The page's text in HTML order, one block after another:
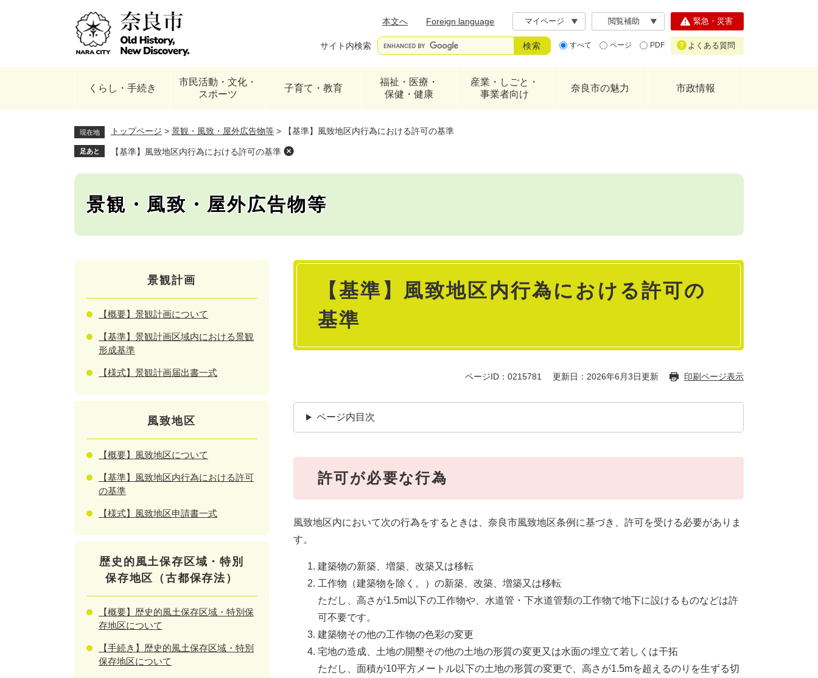
本文へ
Foreign language マイページ 閲覧補助
サイト内検索 すべて ページ PDF
緊急・災害
よくある質問
くらし・手続き
市民活動・文化・
スポーツ
子育て・教育
福祉・医療・
保健・健康
産業・しごと・
事業者向け
奈良市の魅力 市政情報
現在地 トップページ > 景観・風致・屋外広告物等 > 【基準】風致地区内行為における許可の基準
足あと 【基準】風致地区内行為における許可の基準
景観・風致・屋外広告物等
本
【基準】風致地区内行為における許可の
基準
ページID：0215781 更新日：2026年6月3日更新 印刷ページ表示
ページ内目次
許可が必要な行為
風致地区内において次の行為をするときは、奈良市風致地区条例に基づき、許可を受ける必要がありま
す。
建築物の新築、増築、改築又は移転
工作物（建築物を除く。）の新築、改築、増築又は移転
ただし、高さが1.5m以下の工作物や、水道管・下水道管類の工作物で地下に設けるものなどは許
可不要です。
建築物その他の工作物の色彩の変更
宅地の造成、土地の開墾その他の土地の形質の変更又は水面の埋立て若しくは干拓
ただし、面積が10平方メートル以下の土地の形質の変更で、高さが1.5mを超えるのりを生ずる切
景観計画
【概要】景観計画について
【基準】景観計画区域内における景観
形成基準
【様式】景観計画届出書一式
風致地区
【概要】風致地区について
【基準】風致地区内行為における許可
の基準
【様式】風致地区申請書一式
歴史的風土保存区域・特別
保存地区（古都保存法）
【概要】歴史的風土保存区域・特別保
存地区について
【手続き】歴史的風土保存区域・特別
保存地区について